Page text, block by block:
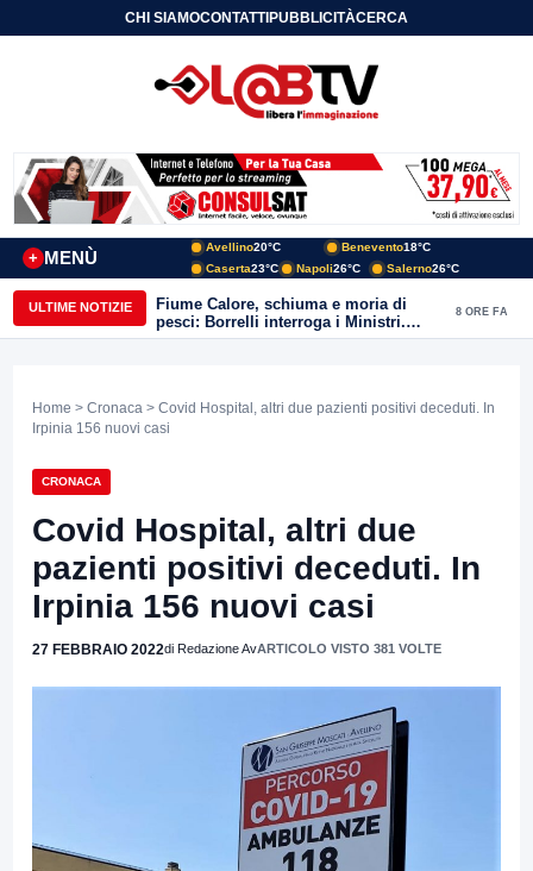
CHI SIAMOCONTATTIPUBBLICITÀCERCA
MENÙ
+
Avellino20°C Benevento18°C
Caserta23°C Napoli26°C Salerno26°C
ULTIME NOTIZIE
Fiume Calore, schiuma e moria di
pesci: Borrelli interroga i Ministri.
“Benevento paga l’assenza del
8 ORE FA
Home > Cronaca > Covid Hospital, altri due pazienti positivi deceduti. In
Irpinia 156 nuovi casi
CRONACA
Covid Hospital, altri due
pazienti positivi deceduti. In
Irpinia 156 nuovi casi
27 FEBBRAIO 2022di Redazione AvARTICOLO VISTO 381 VOLTE